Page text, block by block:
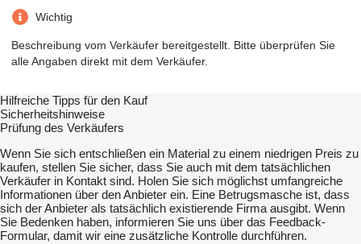
Wichtig
Beschreibung vom Verkäufer bereitgestellt. Bitte überprüfen Sie
alle Angaben direkt mit dem Verkäufer.
Hilfreiche Tipps für den Kauf
Sicherheitshinweise
Prüfung des Verkäufers
Wenn Sie sich entschließen ein Material zu einem niedrigen Preis zu
kaufen, stellen Sie sicher, dass Sie auch mit dem tatsächlichen
Verkäufer in Kontakt sind. Holen Sie sich möglichst umfangreiche
Informationen über den Anbieter ein. Eine Betrugsmasche ist, dass
sich der Anbieter als tatsächlich existierende Firma ausgibt. Wenn
Sie Bedenken haben, informieren Sie uns über das Feedback-
Formular, damit wir eine zusätzliche Kontrolle durchführen.